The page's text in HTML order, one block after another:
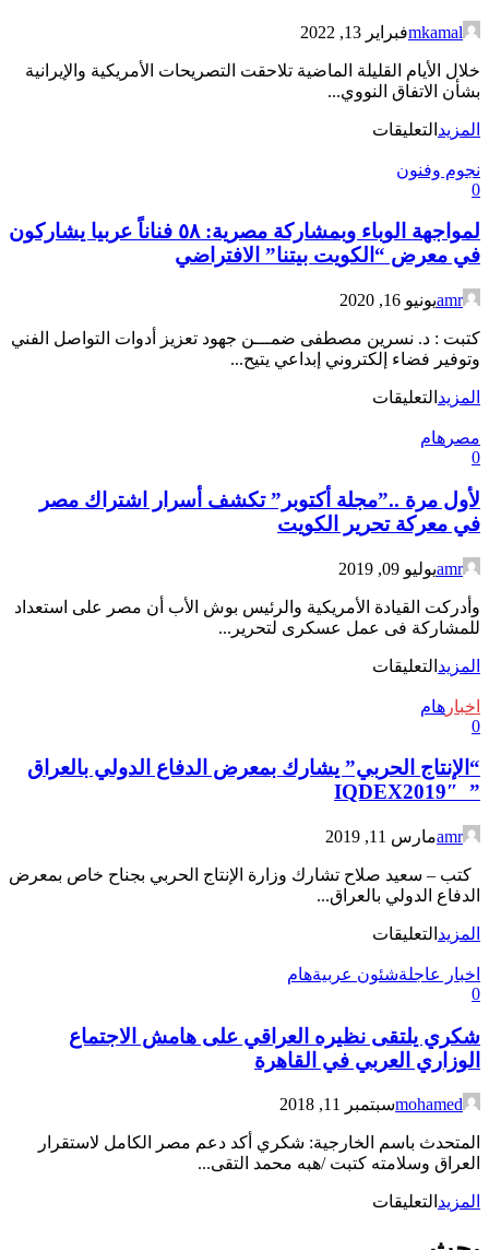
mkamalفبراير 13, 2022
خلال الأيام القليلة الماضية تلاحقت التصريحات الأمريكية والإيرانية
بشأن الاتفاق النووي...
المزيد التعليقات
نجوم وفنون
0
لمواجهة الوباء وبمشاركة مصرية: ٥٨ فناناً عربيا يشاركون
في معرض “الكويت بيتنا” الافتراضي
amrيونيو 16, 2020
كتبت : د. نسرين مصطفى ضمـــن جهود تعزيز أدوات التواصل الفني
وتوفير فضاء إلكتروني إبداعي يتيح...
المزيد التعليقات
٥٨
فناناً
عربيا
يشاركون
معرض
“الكويت
مصر هام
0
لأول مرة ..”مجلة أكتوبر” تكشف أسرار اشتراك مصر
في معركة تحرير الكويت
amrيوليو 09, 2019
وأدركت القيادة الأمريكية والرئيس بوش الأب أن مصر على استعداد
للمشاركة فى عمل عسكرى لتحرير...
المزيد التعليقات
تكشف
أسرار
مصر
معركة
تحرير
اخبار هام
0
“الإنتاج الحربي” يشارك بمعرض الدفاع الدولي بالعراق
” IQDEX2019″
amrمارس 11, 2019
كتب – سعيد صلاح تشارك وزارة الإنتاج الحربي بجناح خاص بمعرض
الدفاع الدولي بالعراق...
المزيد التعليقات
الحربي”
الدفاع
الدولي
بالعراق
”
IQDEX2019″
مغلقة
اخبار عاجلةشئون عربيةهام
0
شكري يلتقى نظيره العراقي على هامش الاجتماع
الوزاري العربي في القاهرة
mohamedسبتمبر 11, 2018
المتحدث باسم الخارجية: شكري أكد دعم مصر الكامل لاستقرار
العراق وسلامته كتبت /هبه محمد التقى...
المزيد التعليقات